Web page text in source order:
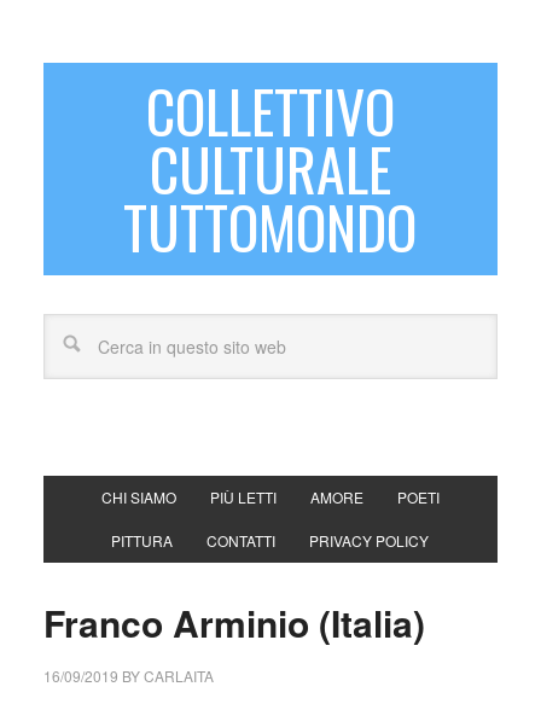
COLLETTIVO
CULTURALE
TUTTOMONDO
CHI SIAMO PIÙ LETTI AMORE POETI
PITTURA CONTATTI PRIVACY POLICY
Franco Arminio (Italia)
16/09/2019 BYCARLAITA